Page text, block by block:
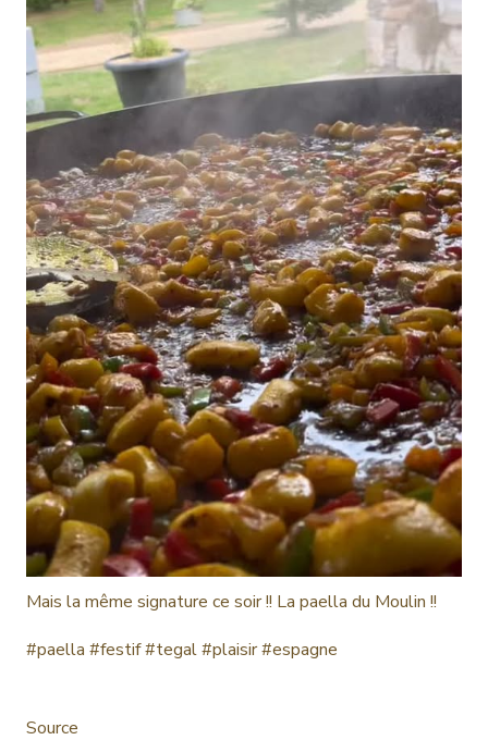
Mais la même signature ce soir !! La paella du Moulin !!
#paella #festif #tegal #plaisir #espagne
Source